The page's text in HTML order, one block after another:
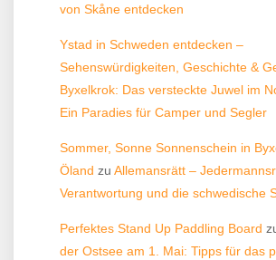
von Skåne entdecken
Ystad in Schweden entdecken –
Sehenswürdigkeiten, Geschichte &
Byxelkrok: Das versteckte Juwel im
Ein Paradies für Camper und Segler
Sommer, Sonne Sonnenschein in
Öland zu Allemansrätt –
Verantwortung und die schwedische
Perfektes Stand Up Paddling Board
der Ostsee am 1. Mai: Tipps für das